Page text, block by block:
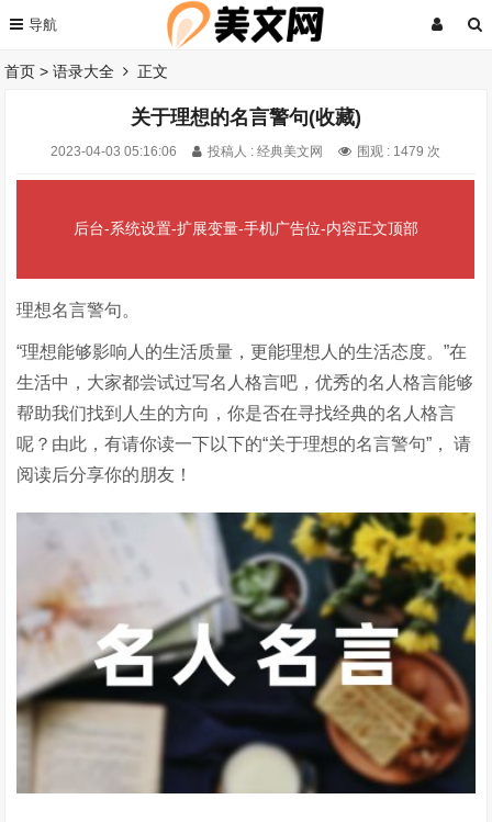
首页 >语录大全 正文
关于理想的名言警句(收藏)
2023-04-03 05:16:06 投稿人 : 经典美文网 围观 : 1479 次
后台-系统设置-扩展变量-手机广告位-内容正文顶部
理想名言警句。
“理想能够影响人的生活质量，更能理想人的生活态度。”在
生活中，大家都尝试过写名人格言吧，优秀的名人格言能够
帮助我们找到人生的方向，你是否在寻找经典的名人格言
呢？由此，有请你读一下以下的“关于理想的名言警句”， 请
阅读后分享你的朋友！